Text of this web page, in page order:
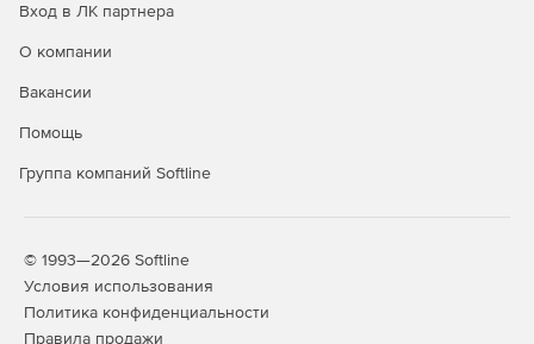
клиент-банк;
загрузка работ из сторонних систем;
платформе 1С:Предприятие.
Все возможности «ДАЛИОН: Автосервис» плюс:
Вход в ЛК партнера
О компании
Вакансии
Помощь
Группа компаний Softline
© 1993—2026 Softline
Условия использования
Политика конфиденциальности
Правила продажи